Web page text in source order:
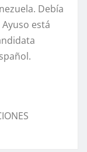
Debía
está